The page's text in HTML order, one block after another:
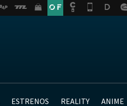
ESTRENOS REALITY ANIME